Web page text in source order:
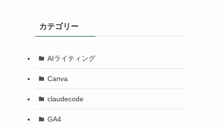
カテゴリー
AIライティング
Canva
claudecode
GA4